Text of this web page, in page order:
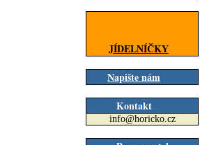
JÍDELNÍČKY
Napište nám
Kontakt
info@horicko.cz